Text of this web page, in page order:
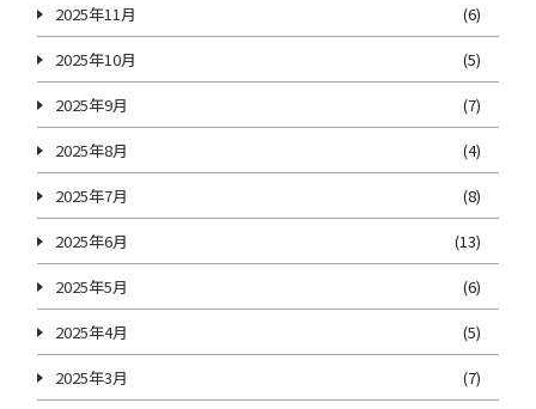
2025年11月
(6)
2025年10月
(5)
2025年9月
(7)
2025年8月
(4)
2025年7月
(8)
2025年6月
(13)
2025年5月
(6)
2025年4月
(5)
2025年3月
(7)